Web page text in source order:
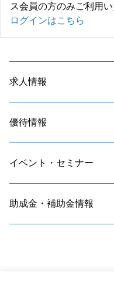
ス会員の方のみご利用い
ログインはこちら
求人情報
優待情報
イベント・セミナー
助成金・補助金情報